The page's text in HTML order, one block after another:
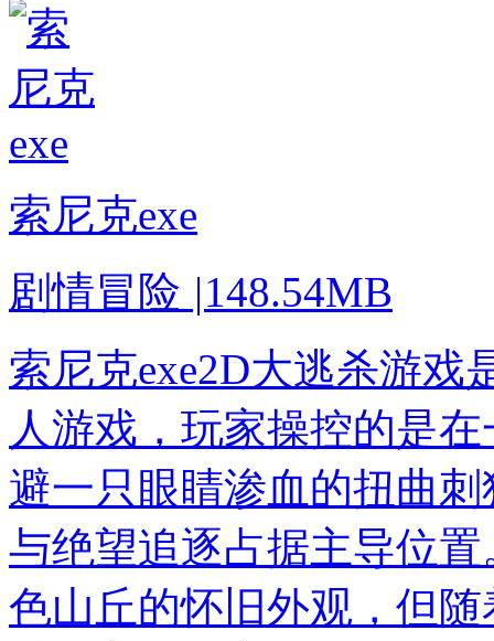
索尼克exe
剧情冒险 |148.54MB
索尼克exe2D大逃杀游戏
人游戏，玩家操控的是
避一只眼睛渗血的扭曲
与绝望追逐占据主导位
色山丘的怀旧外观，但